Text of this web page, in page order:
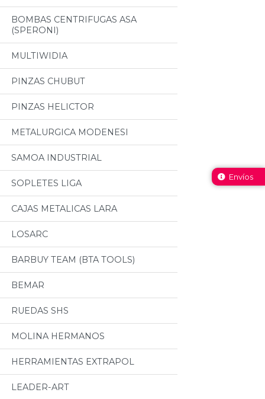
BOMBAS CENTRIFUGAS ASA
(SPERONI)
MULTIWIDIA
PINZAS CHUBUT
PINZAS HELICTOR
METALURGICA MODENESI
SAMOA INDUSTRIAL
SOPLETES LIGA
CAJAS METALICAS LARA
LOSARC
BARBUY TEAM (BTA TOOLS)
BEMAR
RUEDAS SHS
MOLINA HERMANOS
HERRAMIENTAS EXTRAPOL
LEADER-ART
Envíos